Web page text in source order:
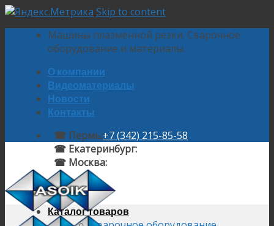
Skip to content
Машины плазменной резки. Сварочное
оборудование и материалы.
О компании
Видеоматериалы
Новости
Контакты
☎ Пермь:+7 (342) 215-85-58
☎ Екатеринбург:
☎ Москва:
Каталог товаров